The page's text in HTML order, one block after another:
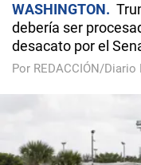
WASHINGTON
debería ser
desacato por el
Por REDACCIÓN/